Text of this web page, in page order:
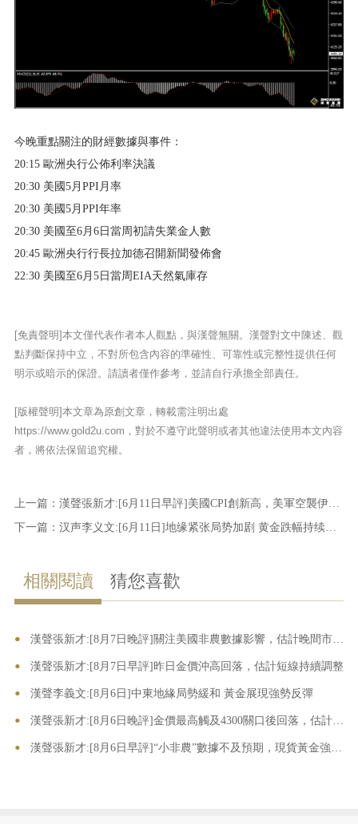
今晚重點關注的財經數據與事件：
20:15 歐洲央行公佈利率決議
20:30 美國5月PPI月率
20:30 美國5月PPI年率
20:30 美國至6月6日當周初請失業金人數
20:45 歐洲央行行長拉加德召開新聞發佈會
22:30 美國至6月5日當周EIA天然氣庫存
[免責聲明]本文僅代表作者本人觀點，與漢聲無關。漢聲對文中陳述、觀
點判斷保持中立，不對所包含內容的準確性、可靠性或完整性提供任何
明示或暗示的保證。請讀者僅作參考，並請自行承擔全部責任。
[版權聲明]本文章為原創文章，轉載需注明出處
https://www.gold2u.com，對於不遵守此聲明或者其他違法使用本文內容
者，將依法保留追究權。
上一篇： 漢聲張新才:[6月11日早評]美國CPI創新高，美軍空襲伊朗，金價加速下行
下一篇： 汉声李义文:[6月11日]地缘紧张局势加剧 黄金跌幅持续扩大
相關閱讀 猜您喜歡
•
• 漢聲張新才:[8月7日晚評]關注美國非農數據影響，估計晚間市場波動加劇
• 漢聲張新才:[8月7日早評]昨日金價沖高回落，估計短線持續調整
• 漢聲李義文:[8月6日]中東地緣局勢緩和 黃金展現強勢反彈
• 漢聲張新才:[8月6日晚評]金價最高觸及4300關口後回落，估計高位區域需要重新整理
• 漢聲張新才:[8月6日早評]“小非農”數據不及預期，現貨黃金強勢上漲